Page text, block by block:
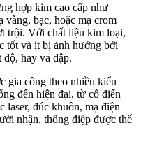
hợp kim cao cấp như
bạc, hoặc mạ crom
trội. Với chất liệu kim loại,
tốt và ít bị ảnh hưởng bởi
hay va đập.
gia công theo nhiều kiểu
đến hiện đại, từ cổ điển
laser, đúc khuôn, mạ điện
nhận, thông điệp được thể